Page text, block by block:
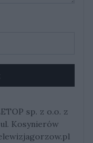
sp. z o.o. z
Kosynierów